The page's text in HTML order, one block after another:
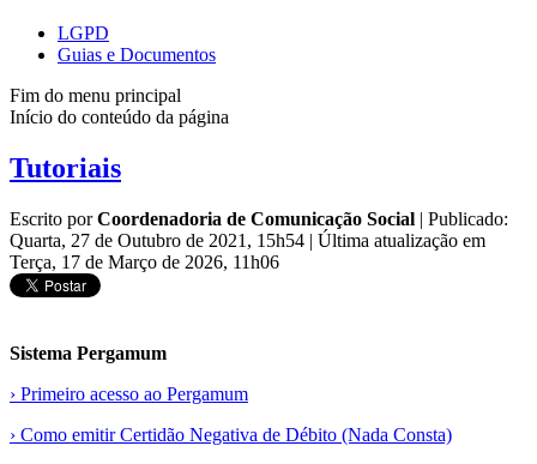
LGPD
Guias e Documentos
Fim do menu principal
Início do conteúdo da página
Tutoriais
Escrito porCoordenadoria de Comunicação Social | Publicado:
Quarta, 27 de Outubro de 2021, 15h54 | Última atualização em
Terça, 17 de Março de 2026, 11h06
Sistema Pergamum
› Primeiro acesso ao Pergamum
› Como emitir Certidão Negativa de Débito (Nada Consta)